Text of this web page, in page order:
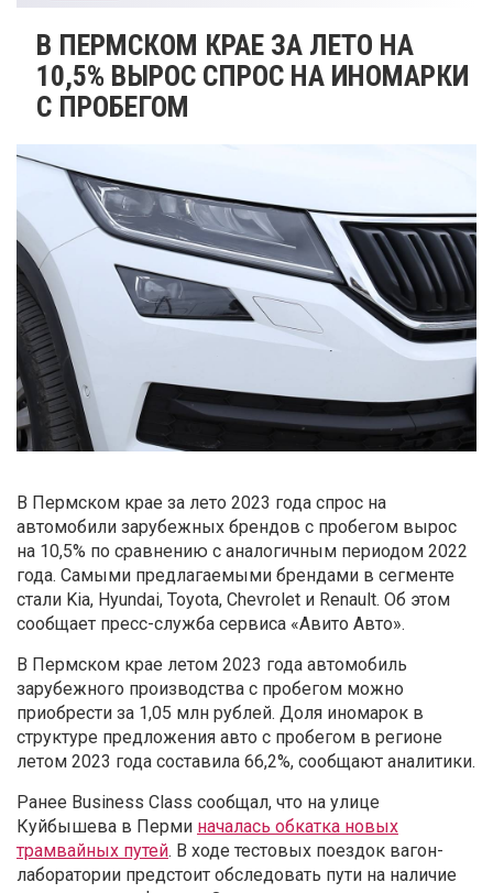
В ПЕРМСКОМ КРАЕ ЗА ЛЕТО НА
10,5% ВЫРОС СПРОС НА ИНОМАРКИ
С ПРОБЕГОМ
В Пермском крае за лето 2023 года спрос на
автомобили зарубежных брендов с пробегом вырос
на 10,5% по сравнению с аналогичным периодом 2022
года. Самыми предлагаемыми брендами в сегменте
стали Kia, Hyundai, Toyota, Chevrolet и Renault. Об этом
сообщает пресс-служба сервиса «Авито Авто».
В Пермском крае летом 2023 года автомобиль
зарубежного производства с пробегом можно
приобрести за 1,05 млн рублей. Доля иномарок в
структуре предложения авто с пробегом в регионе
летом 2023 года составила 66,2%, сообщают аналитики.
Ранее Business Class сообщал, что на улице
Куйбышева в Перми началась обкатка новых
трамвайных путей. В ходе тестовых поездок вагон-
лаборатории предстоит обследовать пути на наличие